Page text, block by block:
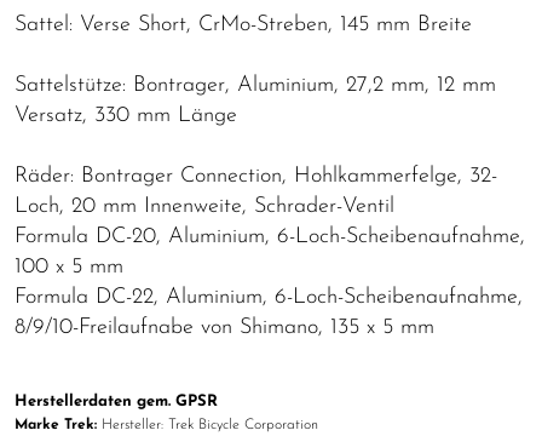
Sattel: Verse Short, CrMo-Streben, 145 mm Breite
Sattelstütze: Bontrager, Aluminium, 27,2 mm, 12 mm
Versatz, 330 mm Länge
Räder: Bontrager Connection, Hohlkammerfelge, 32-
Loch, 20 mm Innenweite, Schrader-Ventil
Formula DC-20, Aluminium, 6-Loch-Scheibenaufnahme,
100 x 5 mm
Formula DC-22, Aluminium, 6-Loch-Scheibenaufnahme,
8/9/10-Freilaufnabe von Shimano, 135 x 5 mm
Herstellerdaten gem. GPSR
Marke Trek: Hersteller: Trek Bicycle Corporation